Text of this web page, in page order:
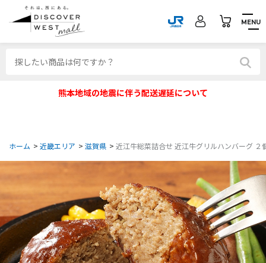
MENU
熊本地域の地震に伴う配送遅延について
ホーム > 近畿エリア > 滋賀県 > 近江牛総菜詰合せ 近江牛グリルハンバーグ ２